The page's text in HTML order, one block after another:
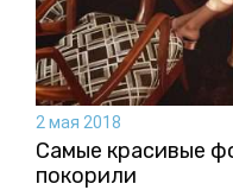
2 мая 2018
Самые красивые
покорили